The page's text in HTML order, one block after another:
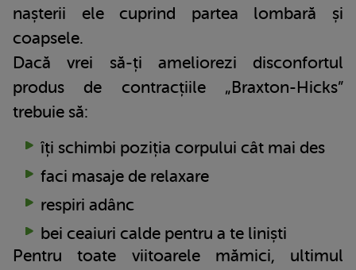
nașterii ele cuprind partea lombară și
coapsele.
Dacă vrei să-ți ameliorezi disconfortul
produs de contracțiile „Braxton-Hicks”
trebuie să:
îți schimbi poziția corpului cât mai des
faci masaje de relaxare
respiri adânc
bei ceaiuri calde pentru a te liniști
Pentru toate viitoarele mămici, ultimul